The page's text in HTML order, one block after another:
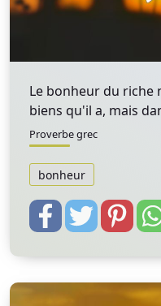
Le bonheur du riche
biens qu'il a, mais
Proverbe grec
bonheur